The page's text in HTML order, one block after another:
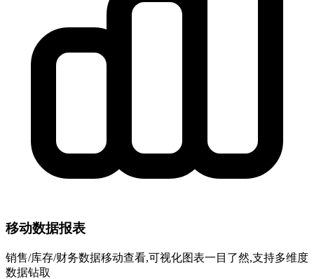
移动数据报表
销售/库存/财务数据移动查看,可视化图表一目了然,支持多维度
数据钻取